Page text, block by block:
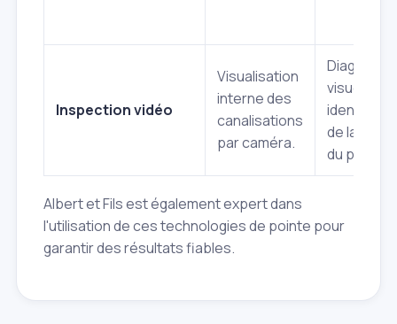
Inspection vidéo
Visualisation
interne des
canalisations
par caméra.
Diagnostic
visuel
de la
du
Albert et Fils est également expert dans
l'utilisation de ces technologies de pointe pour
garantir des résultats fiables.